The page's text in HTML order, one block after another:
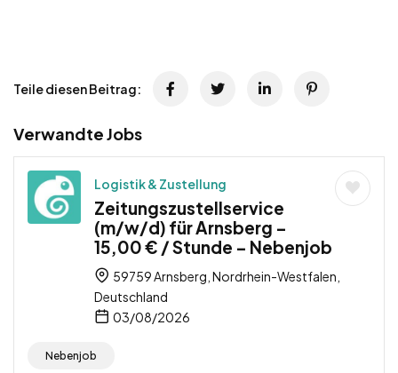
Teile diesen Beitrag:
Verwandte Jobs
Logistik & Zustellung
Zeitungszustellservice
(m/w/d) für Arnsberg –
15,00 € / Stunde – Nebenjob
59759 Arnsberg, Nordrhein-Westfalen,
Deutschland
03/08/2026
Nebenjob